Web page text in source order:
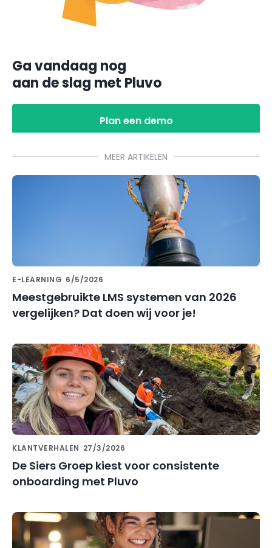
Ga vandaag nog
aan de slag met Pluvo
Plan een demo
MEER ARTIKELEN
E-LEARNING 6/5/2026
Meestgebruikte LMS systemen van 2026
vergelijken? Dat doen wij voor je!
KLANTVERHALEN 27/3/2026
De Siers Groep kiest voor consistente
onboarding met Pluvo